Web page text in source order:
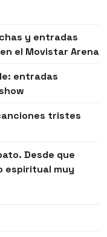
y entradas
el Movistar Arena
entradas
tristes
Desde que
espiritual muy